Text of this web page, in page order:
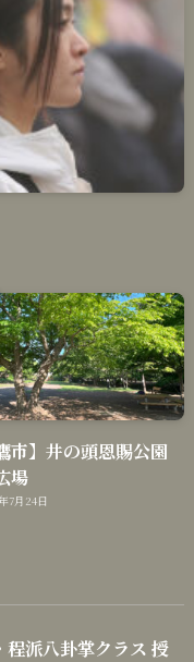
市】井の頭恩賜公園
場
7月24日
程派八卦掌クラス 授